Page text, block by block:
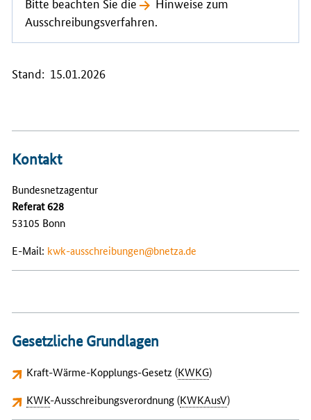
Ausschreibungsverfahren
Stand: 15.01.2026
Kontakt
Bundesnetzagentur
Referat 628
53105 Bonn
E-Mail: kwk-ausschreibungen@bnetza.de
Gesetzliche Grundlagen
Kraft-Wärme-Kopplungs-Gesetz (KWKG)
KWK-Ausschreibungsverordnung(KWKAusV)